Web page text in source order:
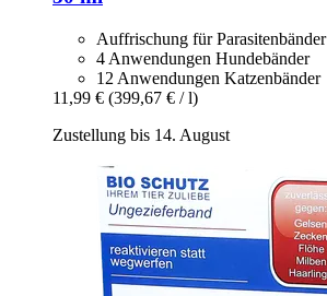
Auffrischung für Parasitenbänder
4 Anwendungen Hundebänder
12 Anwendungen Katzenbänder
11,99 € (399,67 € / l)
Zustellung bis 14. August